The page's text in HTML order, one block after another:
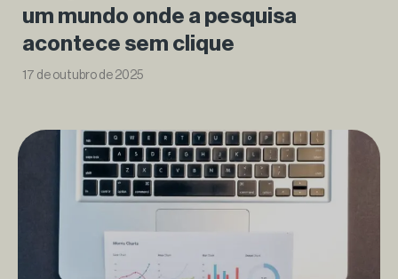
um mundo onde a pesquisa
acontece sem clique
17 de outubro de 2025